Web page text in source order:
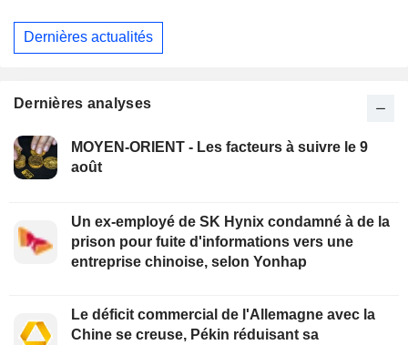
Dernières actualités
Dernières analyses
MOYEN-ORIENT - Les facteurs à suivre le 9
août
Un ex-employé de SK Hynix condamné à de la
prison pour fuite d'informations vers une
entreprise chinoise, selon Yonhap
Le déficit commercial de l'Allemagne avec la
Chine se creuse, Pékin réduisant sa